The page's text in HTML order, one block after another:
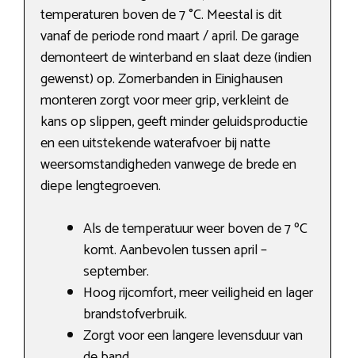
temperaturen boven de 7 °C. Meestal is dit
vanaf de periode rond maart / april. De garage
demonteert de winterband en slaat deze (indien
gewenst) op. Zomerbanden in Einighausen
monteren zorgt voor meer grip, verkleint de
kans op slippen, geeft minder geluidsproductie
en een uitstekende waterafvoer bij natte
weersomstandigheden vanwege de brede en
diepe lengtegroeven.
Als de temperatuur weer boven de 7 ºC
komt. Aanbevolen tussen april –
september.
Hoog rijcomfort, meer veiligheid en lager
brandstofverbruik.
Zorgt voor een langere levensduur van